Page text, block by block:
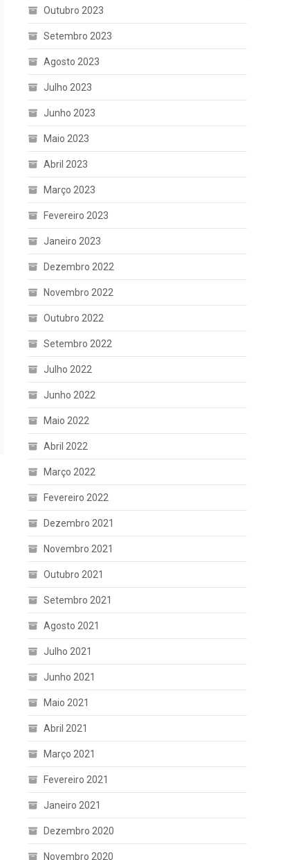
Outubro 2023
Setembro 2023
Agosto 2023
Julho 2023
Junho 2023
Maio 2023
Abril 2023
Março 2023
Fevereiro 2023
Janeiro 2023
Dezembro 2022
Novembro 2022
Outubro 2022
Setembro 2022
Julho 2022
Junho 2022
Maio 2022
Abril 2022
Março 2022
Fevereiro 2022
Dezembro 2021
Novembro 2021
Outubro 2021
Setembro 2021
Agosto 2021
Julho 2021
Junho 2021
Maio 2021
Abril 2021
Março 2021
Fevereiro 2021
Janeiro 2021
Dezembro 2020
Novembro 2020